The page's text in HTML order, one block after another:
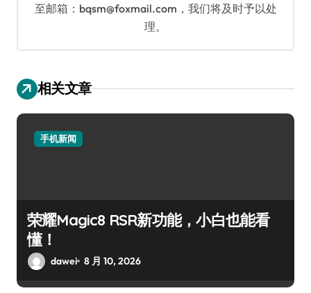
至邮箱：bqsm@foxmail.com，我们将及时予以处
理。
相关文章
手机新闻
荣耀Magic8 RSR新功能，小白也能看
懂！
dawei 8 月 10, 2026